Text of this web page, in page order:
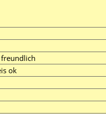
ok